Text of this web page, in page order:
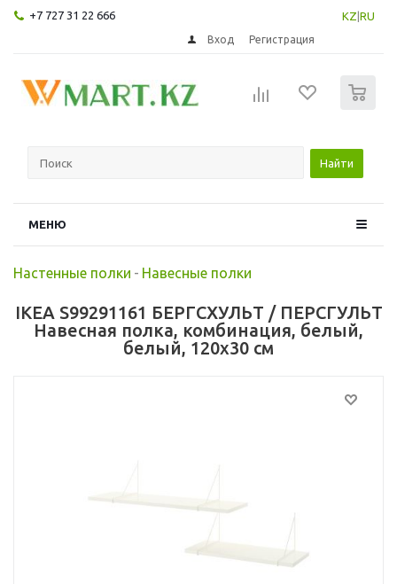
+7 727 31 22 666 KZ RU
Вход Регистрация
Найти
МЕНЮ
Настенные полки - Навесные полки
IKEA S99291161 БЕРГСХУЛЬТ / ПЕРСГУЛЬТ
Навесная полка, комбинация, белый,
белый, 120x30 см